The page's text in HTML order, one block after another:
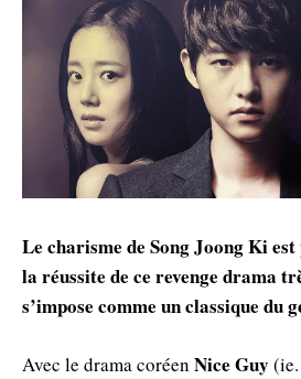
Le charisme de Song Joong Ki
la réussite de ce revenge drama
s’impose comme un classique du
Avec le drama coréen Nice Guy (ie.